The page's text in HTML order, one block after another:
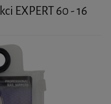
EXPERT 60 - 16